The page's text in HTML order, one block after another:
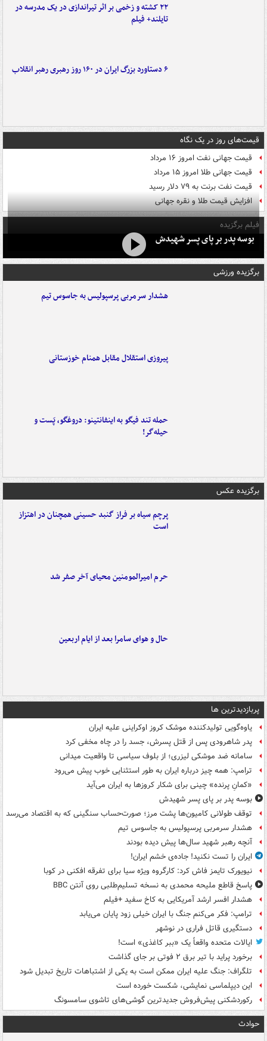
۲۲ کشته و زخمی بر اثر تیراندازی در یک مدرسه در
تایلند+ فیلم
۶ دستاورد بزرگ ایران در ۱۶۰ روز رهبری رهبر انقلاب
قیمت‌های روز در یک نگاه
قیمت جهانی نفت امروز ۱۶ مرداد
قیمت جهانی طلا امروز ۱۵ مرداد
قیمت نفت برنت به ۷۹ دلار رسید
افزایش قیمت طلا و نقره جهانی
فیلم برگزیده
بوسه‌ پدر بر پای پسر شهیدش
برگزیده ورزشی
هشدار سرمربی پرسپولیس به جاسوس تیم
پیروزی استقلال مقابل همنام خوزستانی
حمله تند فیگو به اینفانتینو: دروغگو، پَست‌ و
حیله‌گر!
برگزیده عکس
پرچم سیاه بر فراز گنبد حسینی همچنان در اهتزاز
است
حرم امیرالمومنین محیای آخر صفر شد
حال و هوای سامرا بعد از ایام اربعین
پربازدیدترین ها
یاوه‌گویی تولیدکننده موشک کروز اوکراینی علیه ایران
پدر شاهرودی پس از قتل پسرش، جسد را در چاه مخفی کرد
سامانه ضد موشکی لیزری؛ از بلوف سیاسی تا واقعیت میدانی
ترامپ: همه چیز درباره ایران به طور استثنایی خوب پیش می‌رود
«کمانِ پرنده» چینی برای شکار کروزها به ایران می‌آید
بوسه‌ پدر بر پای پسر شهیدش
توقف طولانی کامیون‌ها پشت مرز؛ صورت‌حساب سنگینی که به اقتصاد می‌رسد
هشدار سرمربی پرسپولیس به جاسوس تیم
آنچه رهبر شهید سال‌ها پیش دیده بودند
ایران را تست نکنید! جاده‌ی خشم ایران!
نیویورک تایمز فاش کرد: کارگروه ویژه سیا برای تفرقه افکنی در کوبا
پاسخ قاطع ملیحه محمدی به نسخه تسلیم‌طلبی روی آنتن BBC
هشدار افسر ارشد آمریکایی به کاخ سفید +فیلم
ترامپ: فکر می‌کنم جنگ با ایران خیلی زود پایان می‌یابد
دستگیری قاتل فراری در نوشهر
ایالات متحده واقعاً یک «ببر کاغذی» است!
برخورد پراید با تیر برق ۲ فوتی بر جای گذاشت
تلگراف: جنگ علیه ایران ممکن است به یکی از اشتباهات تاریخ تبدیل شود
این دیپلماسی نمایشی، شکست خورده است
رکوردشکنی پیش‌فروش جدیدترین گوشی‌های تاشوی سامسونگ
حوادث